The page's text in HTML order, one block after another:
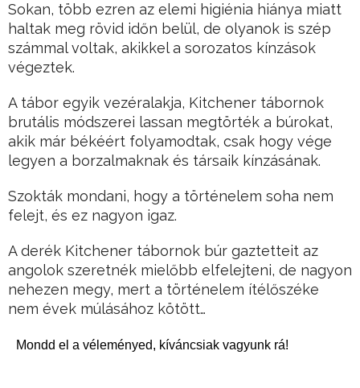
Sokan, több ezren az elemi higiénia hiánya miatt
haltak meg rövid időn belül, de olyanok is szép
számmal voltak, akikkel a sorozatos kínzások
végeztek.
A tábor egyik vezéralakja, Kitchener tábornok
brutális módszerei lassan megtörték a búrokat,
akik már békéért folyamodtak, csak hogy vége
legyen a borzalmaknak és társaik kínzásának.
Szokták mondani, hogy a történelem soha nem
felejt, és ez nagyon igaz.
A derék Kitchener tábornok búr gaztetteit az
angolok szeretnék mielőbb elfelejteni, de nagyon
nehezen megy, mert a történelem ítélőszéke
nem évek múlásához kötött…
Mondd el a véleményed, kíváncsiak vagyunk rá!